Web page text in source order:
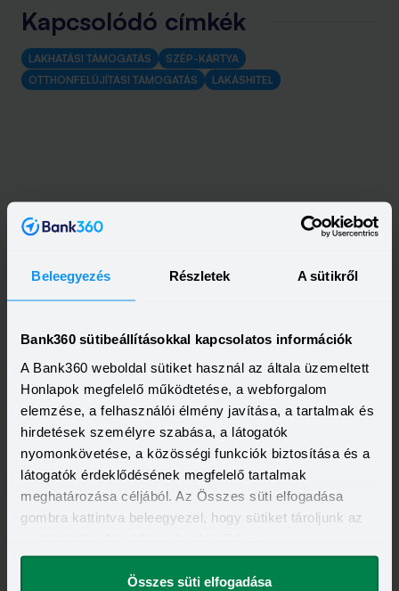
Beleegyezés Részletek A sütikről
Bank360 sütibeállításokkal kapcsolatos információk
A Bank360 weboldal sütiket használ az általa üzemeltett
Honlapok megfelelő működtetése, a webforgalom
elemzése, a felhasználói élmény javítása, a tartalmak és
hirdetések személyre szabása, a látogatók
nyomonkövetése, a közösségi funkciók biztosítása és a
látogatók érdeklődésének megfelelő tartalmak
meghatározása céljából. Az Összes süti elfogadása
gombra kattintva beleegyezel, hogy sütiket tároljunk az
megváltoztathatod.
Összes süti elfogadása
Kapcsolódó címkék
LAKHATÁSI TÁMOGATÁS
SZÉP-KÁRTYA
OTTHONFELÚJÍTÁSI TÁMOGATÁS
LAKÁSHITEL
Kapcsolódó cikkek